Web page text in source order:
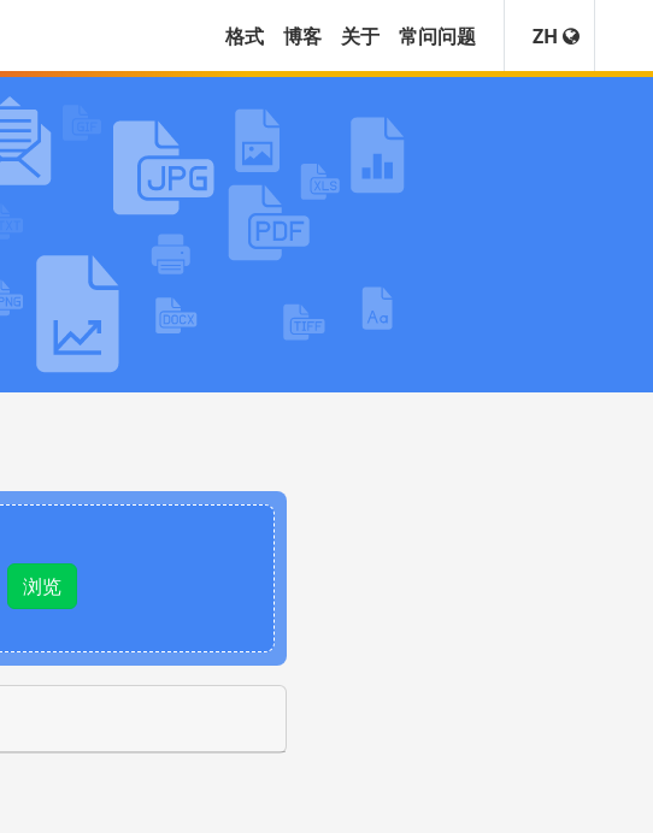
格式 博客 关于 常问问题 ZH
浏览